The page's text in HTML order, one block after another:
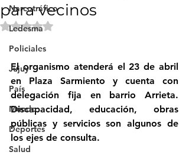
Narcotráfico
Ledesma
Policiales
Jujuy
País
Mundo
Deportes
Salud
para vecinos
Obtuvo NaN de 5 estrellas.
El organismo atenderá el 23 de abril
en Plaza Sarmiento y cuenta con
delegación fija en barrio Arrieta.
Discapacidad, educación, obras
públicas y servicios son algunos de
los ejes de consulta.